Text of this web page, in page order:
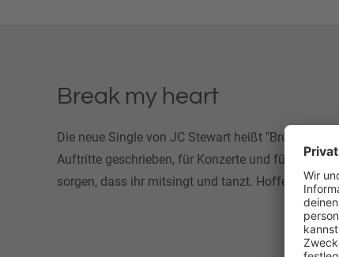
Break my heart
Die neue Single von JC Stewart heißt "Break My
Auftritte geschrieben, für Konzerte und für
sorgen, dass ihr mitsingt und tanzt. Hoffentlich ist